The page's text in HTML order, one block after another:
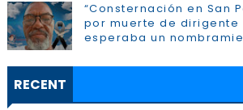
“Consternación en San
por muerte de dirigente
esperaba un
RECENT